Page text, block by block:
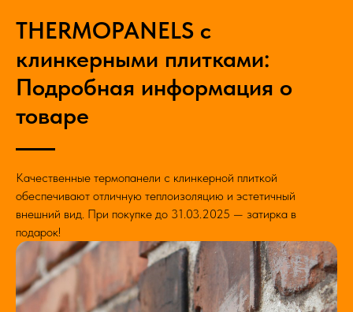
THERMOPANELS с
клинкерными плитками:
Подробная информация о
товаре
Качественные термопанели с клинкерной плиткой
обеспечивают отличную теплоизоляцию и эстетичный
внешний вид. При покупке до 31.03.2025 — затирка в
подарок!